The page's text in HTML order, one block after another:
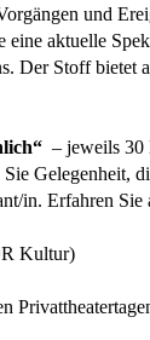
und
eine aktuelle
Der Stoff
– jeweils 30
Gelegenheit,
in. Erfahren
Kultur)